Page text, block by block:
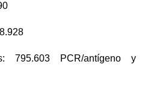
795.603 PCR/antígeno y